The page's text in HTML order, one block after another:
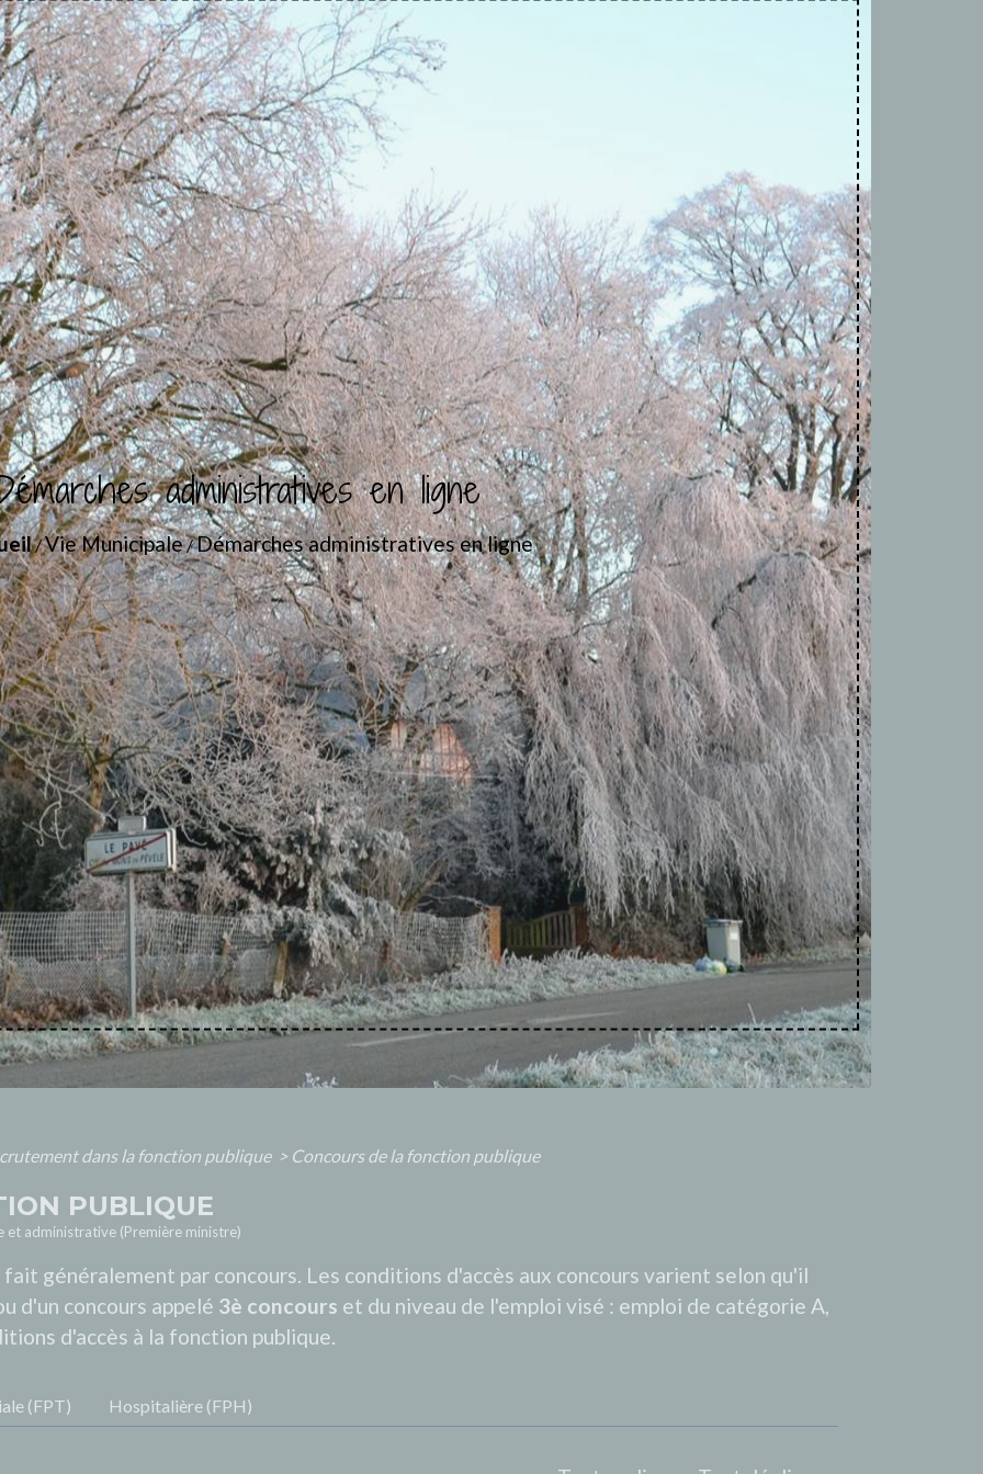
administratives en ligne
/Vie Municipale/Démarches administratives en ligne
dans la fonction publique > Concours de la fonction publique
PUBLIQUE
administrative (Première ministre)
généralement par concours. Les conditions d'accès aux concours varient selon qu'il
d'un concours appelé 3è concours et du niveau de l'emploi visé : emploi de catégorie A,
d'accès à la fonction publique.
(FPT) Hospitalière (FPH)